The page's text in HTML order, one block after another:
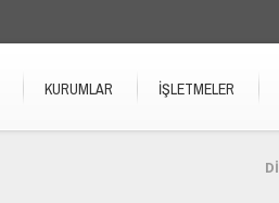
KURUMLAR İŞLETMELER